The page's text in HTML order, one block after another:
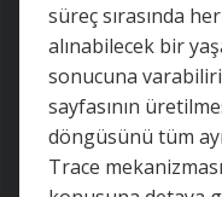
süreç sırasında
alınabilecek bir
sonucuna
sayfasının
döngüsünü tüm
Trace